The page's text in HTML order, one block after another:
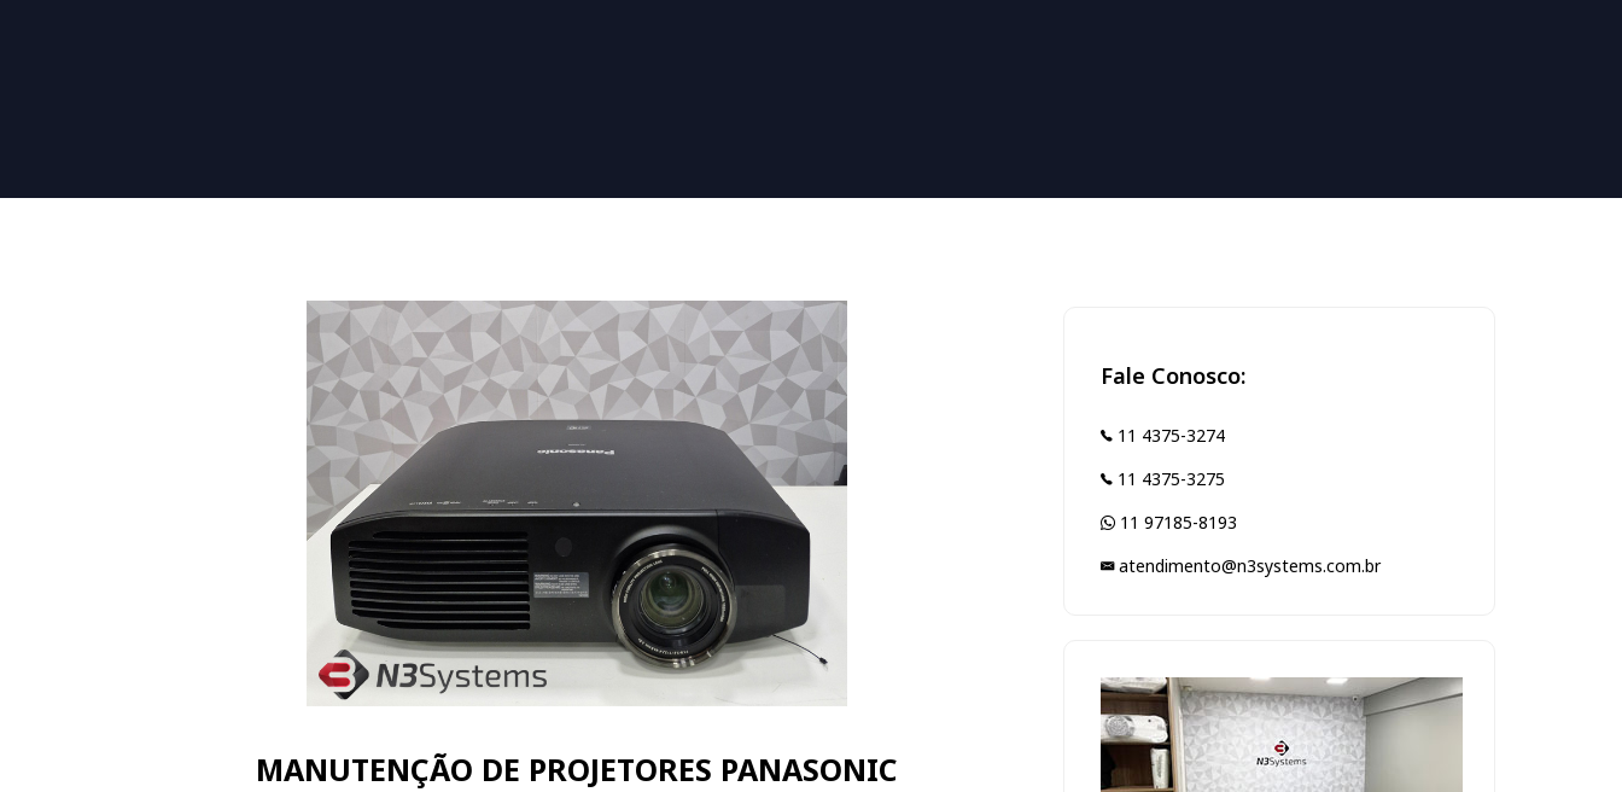
MANUTENÇÃO DE PROJETORES PANASONIC
Fale Conosco:
11 4375-3274
11 4375-3275
11 97185-8193
atendimento@n3systems.com.br